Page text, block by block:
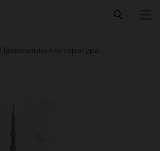
Премиальная литература